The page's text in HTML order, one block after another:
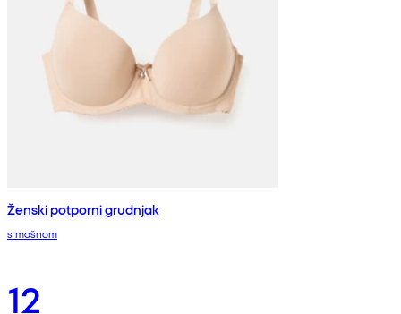
Ženski potporni grudnjak
s mašnom
12